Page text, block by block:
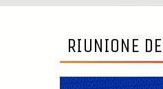
RIUNIONE